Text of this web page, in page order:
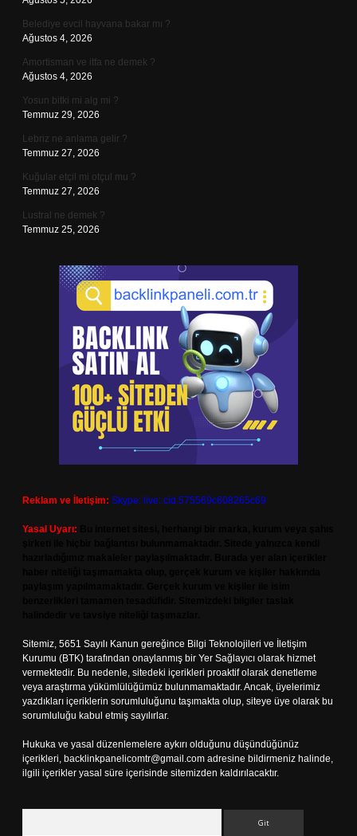
Belediye evcil hayvana bakar mı ?
Ağustos 4, 2026
Amortisman ve itfa ne demek ?
Ağustos 4, 2026
Yosun bitki mi alg mi ?
Temmuz 29, 2026
Lebriz ne anlama gelir ?
Temmuz 27, 2026
Kuğular etçil mi otçul mu ?
Temmuz 27, 2026
Lustral ne demek ?
Temmuz 25, 2026
Reklam ve İletişim: Skype: live:.cid.575569c608265c69
Yasal Uyarı:
Sitemiz, 5651 Sayılı Kanun gereğince Bilgi Teknolojileri ve İletişim
Kurumu (BTK) tarafından onaylanmış bir Yer Sağlayıcı olarak hizmet
vermektedir. Bu nedenle, sitedeki içerikleri proaktif olarak denetleme
veya araştırma yükümlülüğümüz bulunmamaktadır. Ancak, üyelerimiz
yazdıkları içeriklerin sorumluluğunu taşımakta olup, siteye üye olarak bu
sorumluluğu kabul etmiş sayılırlar.
Hukuka ve yasal düzenlemelere aykırı olduğunu düşündüğünüz
içerikleri, backlinkpanelicomtr@gmail.com adresine bildirmeniz halinde,
ilgili içerikler yasal süre içerisinde sitemizden kaldırılacaktır.